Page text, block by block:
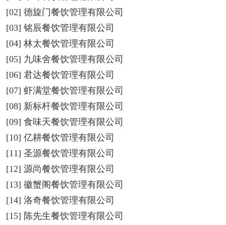
[02] 德旋门餐饮管理有限公司
[03] 铭辰餐饮管理有限公司
[04] 林太餐饮管理有限公司
[05] 九味舍餐饮管理有限公司
[06] 君达餐饮管理有限公司
[07] 虾满堂餐饮管理有限公司
[08] 新标杆餐饮管理有限公司
[09] 食味天餐饮管理有限公司
[10] 亿耕餐饮管理有限公司
[11] 圣源餐饮管理有限公司
[12] 源尚餐饮管理有限公司
[13] 徽蟹阁餐饮管理有限公司
[14] 洛奇餐饮管理有限公司
[15] 陈先生餐饮管理有限公司